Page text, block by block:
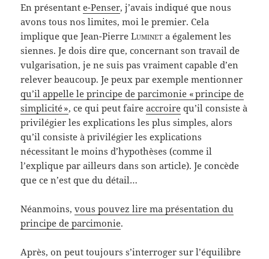
En présentante-Penser, j’avais indiqué que nous
avons tous nos limites, moi le premier. Cela
implique que Jean-PierreLuminet a également les
siennes. Je dois dire que, concernant son travail de
vulgarisation, je ne suis pas vraiment capable d’en
relever beaucoup. Je peux par exemple mentionner
qu’il appelle le principe de parcimonie « principe de
simplicité », ce qui peut faireaccroire qu’il consiste à
privilégier les explications les plus simples, alors
qu’il consiste à privilégier les explications
nécessitant le moins d’hypothèses (comme il
l’explique par ailleurs dans son article). Je concède
que ce n’est que du détail…
Néanmoins,vous pouvez lire ma présentation du
principe de parcimonie.
Après, on peut toujours s’interroger sur l’équilibre